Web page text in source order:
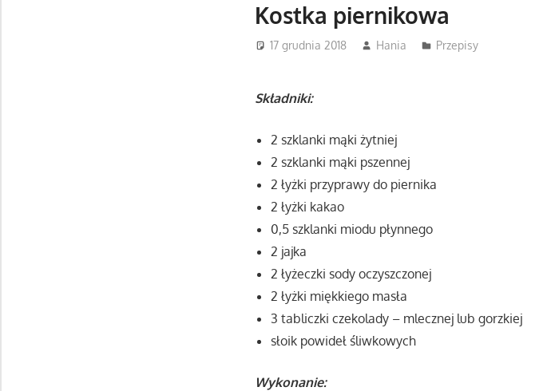
Kostka piernikowa
17 grudnia 2018 Hania Przepisy
Składniki:
2 szklanki mąki żytniej
2 szklanki mąki pszennej
2 łyżki przyprawy do piernika
2 łyżki kakao
0,5 szklanki miodu płynnego
2 jajka
2 łyżeczki sody oczyszczonej
2 łyżki miękkiego masła
3 tabliczki czekolady – mlecznej lub gorzkiej
słoik powideł śliwkowych
Wykonanie: